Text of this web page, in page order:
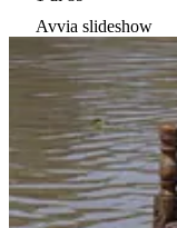
Avvia slideshow